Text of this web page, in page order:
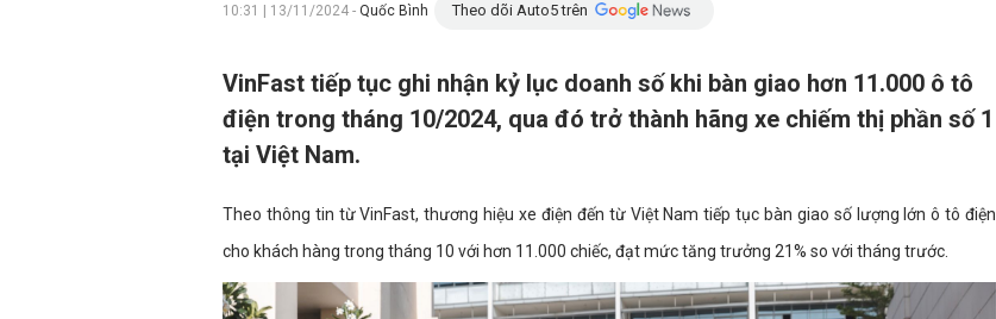
10:31 | 13/11/2024 - Quốc Bình Theo dõi Auto5 trên
VinFast tiếp tục ghi nhận kỷ lục doanh số khi bàn giao hơn 11.000 ô tô
điện trong tháng 10/2024, qua đó trở thành hãng xe chiếm thị phần số 1
tại Việt Nam.
Theo thông tin từ VinFast, thương hiệu xe điện đến từ Việt Nam tiếp tục bàn giao số lượng lớn ô tô điện
cho khách hàng trong tháng 10 với hơn 11.000 chiếc, đạt mức tăng trưởng 21% so với tháng trước.